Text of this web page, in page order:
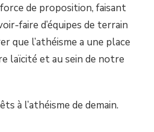
de proposition, faisant
faire d’équipes de terrain
que l’athéisme a une place
laïcité et au sein de notre
à l’athéisme de demain.